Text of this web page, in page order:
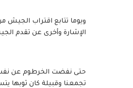
ويوما تتابع اقتراب
الإشارة وأخرى عن تقدم
حتى نفضت الخرطوم عن
تجمعنا وقبيلة كان ثوبها